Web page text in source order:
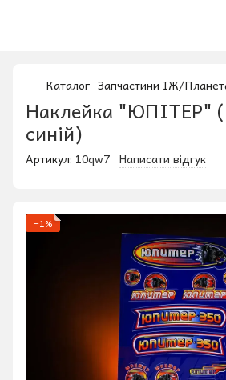
Каталог Запчастини ІЖ/
Наклейка "ЮПІТЕР"
синій)
Артикул: 10qw7 Написати відгук
−1%